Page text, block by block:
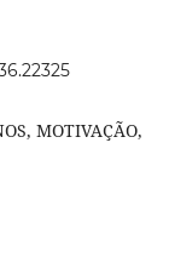
MOTIVAÇÃO,